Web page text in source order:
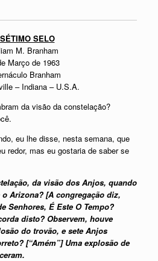
SELO
M. Branham
Março de 1963
Branham
– Indiana – U.S.A.
da visão da constelação?
eu lhe disse, nesta semana, que
redor, mas eu gostaria de saber se
da visão dos Anjos, quando
Arizona? [A congregação diz,
Senhores, É Este O Tempo?
disto? Observem, houve
do trovão, e sete Anjos
[“Amém”] Uma explosão de